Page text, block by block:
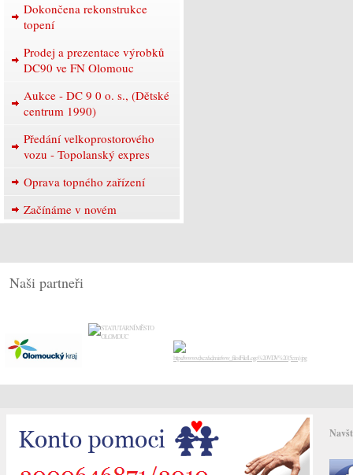
Dokončena rekonstrukce
topení
Prodej a prezentace výrobků
DC90 ve FN Olomouc
Aukce - DC 9 0 o. s., (Dětské
centrum 1990)
Předání velkoprostorového
vozu - Topolanský expres
Oprava topného zařízení
Začínáme v novém
Naši partneři